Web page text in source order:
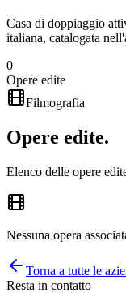
Casa di doppiaggio
italiana, catalogata
0
Opere edite
Filmografia
Opere edite.
Elenco delle opere
Nessuna opera
Torna a tutte le
Resta in contatto